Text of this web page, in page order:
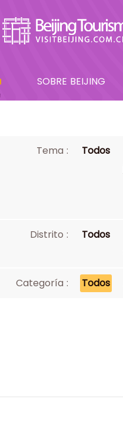
SOBRE BEIJING
Tema : Todos
Distrito : Todos
Categoría : Todos